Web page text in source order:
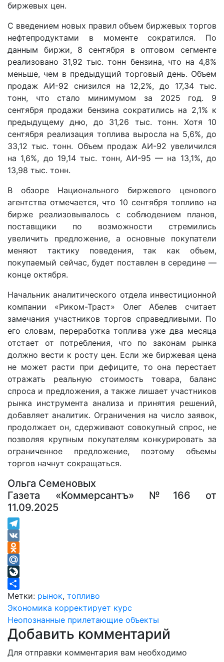
биржевых цен.
С введением новых правил объем биржевых торгов
нефтепродуктами в моменте сократился. По
данным биржи, 8 сентября в оптовом сегменте
реализовано 31,92 тыс. тонн бензина, что на 4,8%
меньше, чем в предыдущий торговый день. Объем
продаж АИ-92 снизился на 12,2%, до 17,34 тыс.
тонн, что стало минимумом за 2025 год. 9
сентября продажи бензина сократились на 2,1% к
предыдущему дню, до 31,26 тыс. тонн. Хотя 10
сентября реализация топлива выросла на 5,6%, до
33,12 тыс. тонн. Объем продаж АИ-92 увеличился
на 1,6%, до 19,14 тыс. тонн, АИ-95 — на 13,1%, до
13,98 тыс. тонн.
В обзоре Национального биржевого ценового
агентства отмечается, что 10 сентября топливо на
бирже реализовывалось с соблюдением планов,
поставщики по возможности стремились
увеличить предложение, а основные покупатели
меняют тактику поведения, так как объем,
покупаемый сейчас, будет поставлен в середине —
конце октября.
Начальник аналитического отдела инвестиционной
компании «Риком-Траст» Олег Абелев считает
замечания участников торгов справедливыми. По
его словам, переработка топлива уже два месяца
отстает от потребления, что по законам рынка
должно вести к росту цен. Если же биржевая цена
не может расти при дефиците, то она перестает
отражать реальную стоимость товара, баланс
спроса и предложения, а также лишает участников
рынка инструмента анализа и принятия решений,
добавляет аналитик. Ограничения на число заявок,
продолжает он, сдерживают совокупный спрос, не
позволяя крупным покупателям конкурировать за
ограниченное предложение, поэтому объемы
торгов начнут сокращаться.
Ольга Семеновых
Газета «Коммерсантъ» №166 от
11.09.2025
Telegram
VK
Odnoklassniki
Mail.Ru
LiveJournal
Отправить
Метки: рынок, топливо
Навигация
по
записям
Экономика корректирует курс
Неопознанные прилетающие объекты
Добавить комментарий
Для отправки комментария вам необходимо